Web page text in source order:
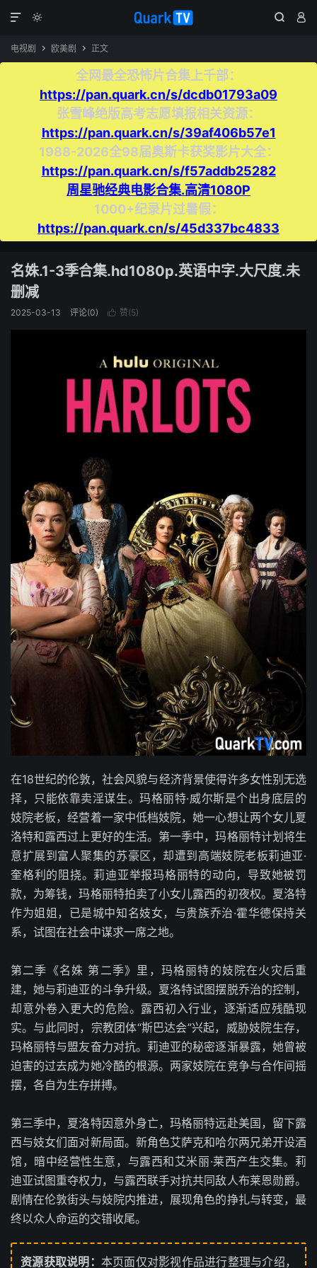
  

电视剧  欧美剧  正文
全网最全恐怖片合集上千部：
https://pan.quark.cn/s/dcdb01793a09
张雪峰绝版高考志愿填报相关资源：
https://pan.quark.cn/s/39af406b57e1
1988-2026全98届奥斯卡获奖影片大全：
https://pan.quark.cn/s/f57addb25282
周星驰经典电影合集.高清1080P
1000+纪录片过暑假：
https://pan.quark.cn/s/45d337bc4833
名姝.1-3季合集.hd1080p.英语中字.大尺度.未
删减
2025-03-13 评论(0)  赞(5)
在18世纪的伦敦，社会风貌与经济背景使得许多女性别无选
择，只能依靠卖淫谋生。玛格丽特·威尔斯是个出身底层的
妓院老板，经营着一家中低档妓院，她一心想让两个女儿夏
洛特和露西过上更好的生活。第一季中，玛格丽特计划将生
意扩展到富人聚集的苏豪区，却遭到高端妓院老板莉迪亚·
奎格利的阻挠。莉迪亚举报玛格丽特的动向，导致她被罚
款，为筹钱，玛格丽特拍卖了小女儿露西的初夜权。夏洛特
作为姐姐，已是城中知名妓女，与贵族乔治·霍华德保持关
系，试图在社会中谋求一席之地。
第二季《名姝 第二季》里，玛格丽特的妓院在火灾后重
建，她与莉迪亚的斗争升级。夏洛特试图摆脱乔治的控制，
却意外卷入更大的危险。露西初入行业，逐渐适应残酷现
实。与此同时，宗教团体“斯巴达会”兴起，威胁妓院生存，
玛格丽特与盟友奋力对抗。莉迪亚的秘密逐渐暴露，她曾被
迫害的过去成为她冷酷的根源。两家妓院在竞争与合作间摇
摆，各自为生存拼搏。
第三季中，夏洛特因意外身亡，玛格丽特远赴美国，留下露
西与妓女们面对新局面。新角色艾萨克和哈尔两兄弟开设酒
馆，暗中经营性生意，与露西和艾米丽·莱西产生交集。莉
迪亚试图重夺权力，与露西联手对抗共同敌人布莱恩勋爵。
剧情在伦敦街头与妓院内推进，展现角色的挣扎与转变，最
终以众人命运的交错收尾。
资源获取说明： 本页面仅对影视作品进行整理与介绍，